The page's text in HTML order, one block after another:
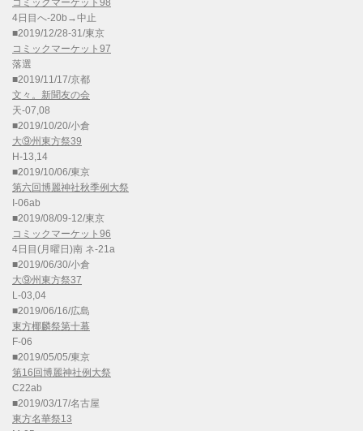
コミックマーケット98
4日目へ-20b→中止
■2019/12/28-31/東京
コミックマーケット97
落選
■2019/11/17/京都
文々。新聞友の会
天-07,08
■2019/10/20/小倉
大⑨州東方祭39
H-13,14
■2019/10/06/東京
第六回博麗神社秋季例大祭
I-06ab
■2019/08/09-12/東京
コミックマーケット96
4日目(月曜日)南 ネ-21a
■2019/06/30/小倉
大⑨州東方祭37
L-03,04
■2019/06/16/広島
東方椰麟祭第十幕
F-06
■2019/05/05/東京
第16回博麗神社例大祭
C22ab
■2019/03/17/名古屋
東方名華祭13